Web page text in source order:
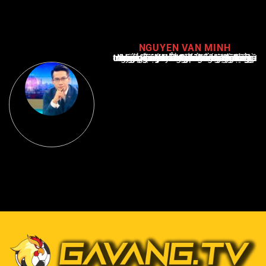
NGUYEN VAN MINH
Nguyễn Văn Minh là một trong những chuyên gia hàng đầu về báo cáo tin tức thể thao tại Việt Nam, với hơn 10 năm hoạt động trong ngành. Ông có kiến thức sâu rộng và kinh nghiệm đáng kể trong việc phân tích và báo cáo về các sự kiện thể thao hàng đầu. Sự hiểu biết sâu sắc của ông về ngành này đã giúp ông xây dựng uy tín và danh tiếng trong cộng đồng báo chí thể thao.